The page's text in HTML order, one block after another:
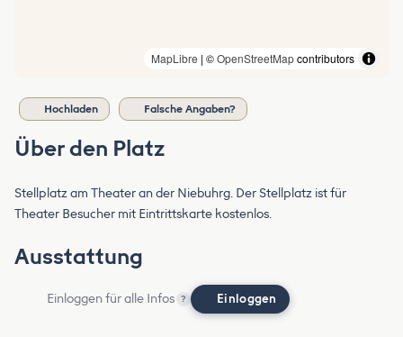
MapLibre | ©OpenStreetMapcontributors
Hochladen Falsche Angaben?
Über den Platz
Stellplatz am Theater an der Niebuhrg. Der Stellplatz ist für
Theater Besucher mit Eintrittskarte kostenlos.
Ausstattung
Einloggen für alle Infos ? Einloggen